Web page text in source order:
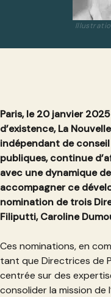
Paris, le 20 janvier
d’existence, La
indépendant de
publiques, continue
avec une dynamique
accompagner ce
nomination de trois
Filiputti, Caroline
Ces nominations, en
tant que Directrices de
centrée sur des
consolider la mission de